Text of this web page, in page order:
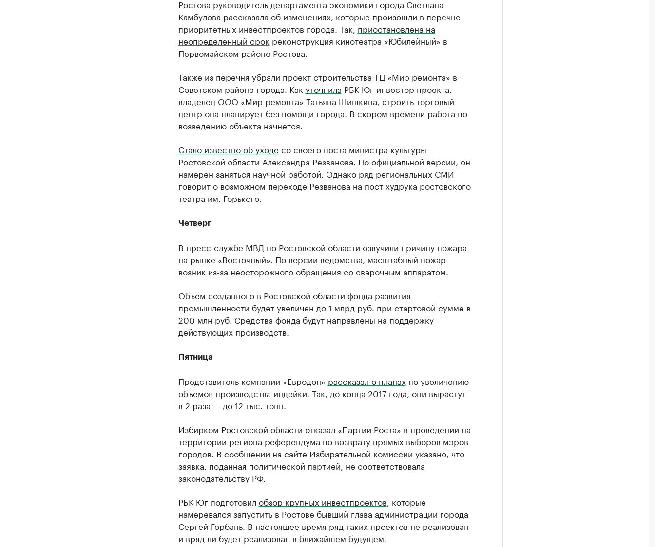
Ростова руководитель департамента экономики города Светлана
Камбулова рассказала об изменениях, которые произошли в перечне
приоритетных инвестпроектов города. Так, приостановлена на
неопределенный срок реконструкция кинотеатра «Юбилейный» в
Первомайском районе Ростова.
Также из перечня убрали проект строительства ТЦ «Мир ремонта» в
Советском районе города. Как уточнила РБК Юг инвестор проекта,
владелец ООО «Мир ремонта» Татьяна Шишкина, строить торговый
центр она планирует без помощи города. В скором времени работа по
возведению объекта начнется.
Стало известно об уходе со своего поста министра культуры
Ростовской области Александра Резванова. По официальной версии, он
намерен заняться научной работой. Однако ряд региональных СМИ
говорит о возможном переходе Резванова на пост худрука ростовского
театра им. Горького.
Четверг
В пресс-службе МВД по Ростовской области озвучили причину пожара
на рынке «Восточный». По версии ведомства, масштабный пожар
возник из-за неосторожного обращения со сварочным аппаратом.
Объем созданного в Ростовской области фонда развития
промышленности будет увеличен до 1 млрд руб. при стартовой сумме в
200 млн руб. Средства фонда будут направлены на поддержку
действующих производств.
Пятница
Представитель компании «Евродон» рассказал о планах по увеличению
объемов производства индейки. Так, до конца 2017 года, они вырастут
в 2 раза — до 12 тыс. тонн.
Избирком Ростовской области отказал «Партии Роста» в проведении на
территории региона референдума по возврату прямых выборов мэров
городов. В сообщении на сайте Избирательной комиссии указано, что
заявка, поданная политической партией, не соответствовала
законодательству РФ.
РБК Юг подготовил обзор крупных инвестпроектов , которые
намеревался запустить в Ростове бывший глава администрации города
Сергей Горбань. В настоящее время ряд таких проектов не реализован
и вряд ли будет реализован в ближайшем будущем.